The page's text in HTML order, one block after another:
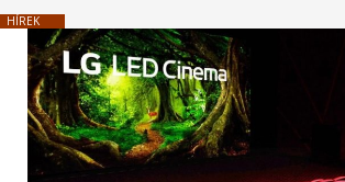
HÍREK